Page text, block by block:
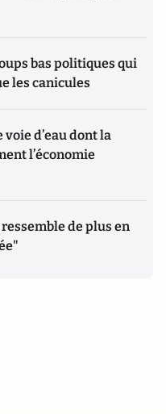
bas politiques qui
les canicules
voie d’eau dont la
l’économie
de plus en